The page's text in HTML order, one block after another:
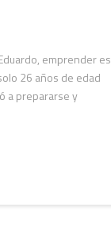
emprender es
26 años de edad
a prepararse y